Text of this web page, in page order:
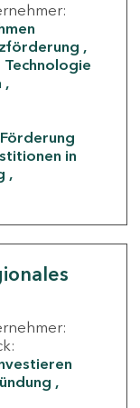
Technologie
Förderung
in